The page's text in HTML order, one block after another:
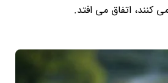
کنند، اتفاق می افتد.